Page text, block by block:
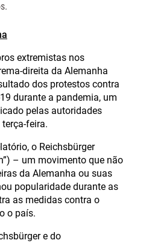
extremistas nos
direita da Alemanha
dos protestos contra
durante a pandemia, um
pelas autoridades
feira.
o Reichsbürger
– um movimento que não
da Alemanha ou suas
popularidade durante as
as medidas contra o
o país.
e do